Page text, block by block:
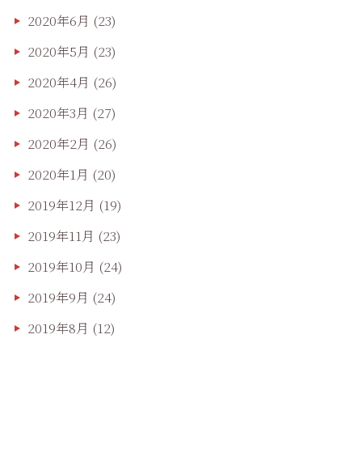
2020年6月 (23)
2020年5月 (23)
2020年4月 (26)
2020年3月 (27)
2020年2月 (26)
2020年1月 (20)
2019年12月 (19)
2019年11月 (23)
2019年10月 (24)
2019年9月 (24)
2019年8月 (12)